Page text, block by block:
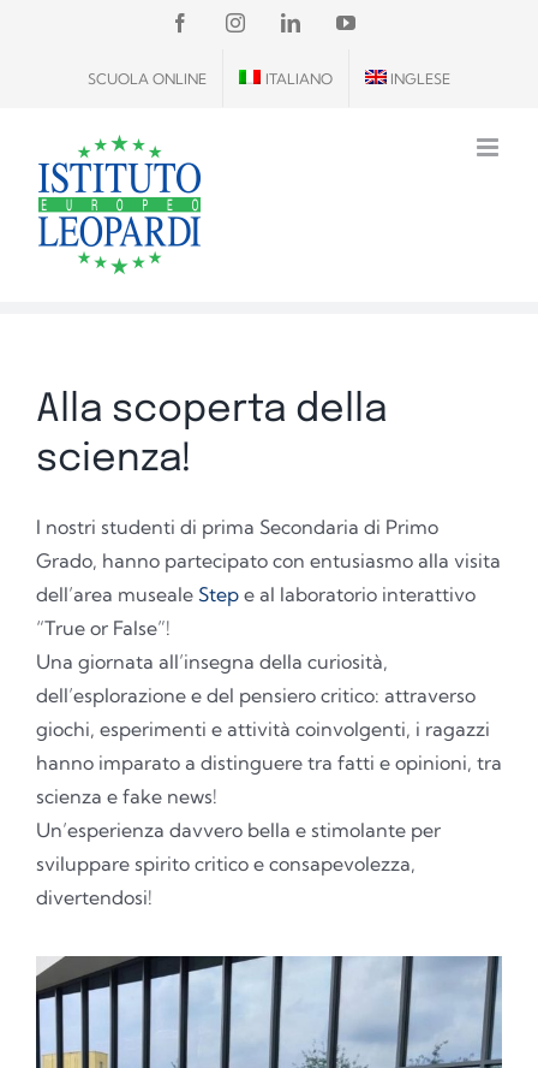
contenuto
FACEBOOKINSTAGRAM
LINKEDINYOUTUBE
SCUOLA ONLINE ITALIANO INGLESE
Alla scoperta della
scienza!
I nostri studenti di prima Secondaria di Primo
Grado, hanno partecipato con entusiasmo alla visita
dell’area museale Stepe al laboratorio interattivo
“True or False”!
Una giornata all’insegna della curiosità,
dell’esplorazione e del pensiero critico: attraverso
giochi, esperimenti e attività coinvolgenti, i ragazzi
hanno imparato a distinguere tra fatti e opinioni, tra
scienza e fake news!
Un’esperienza davvero bella e stimolante per
sviluppare spirito critico e consapevolezza,
divertendosi!